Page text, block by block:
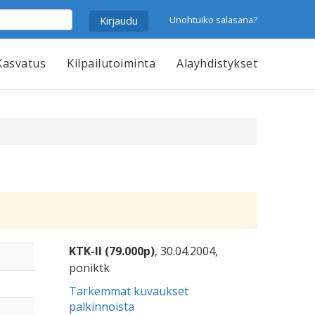
Unohtuiko salasana?
Kilpailutoiminta Alayhdistykset
KTK-II (79.000p), 30.04.2004,
poniktk
Tarkemmat kuvaukset
palkinnoista